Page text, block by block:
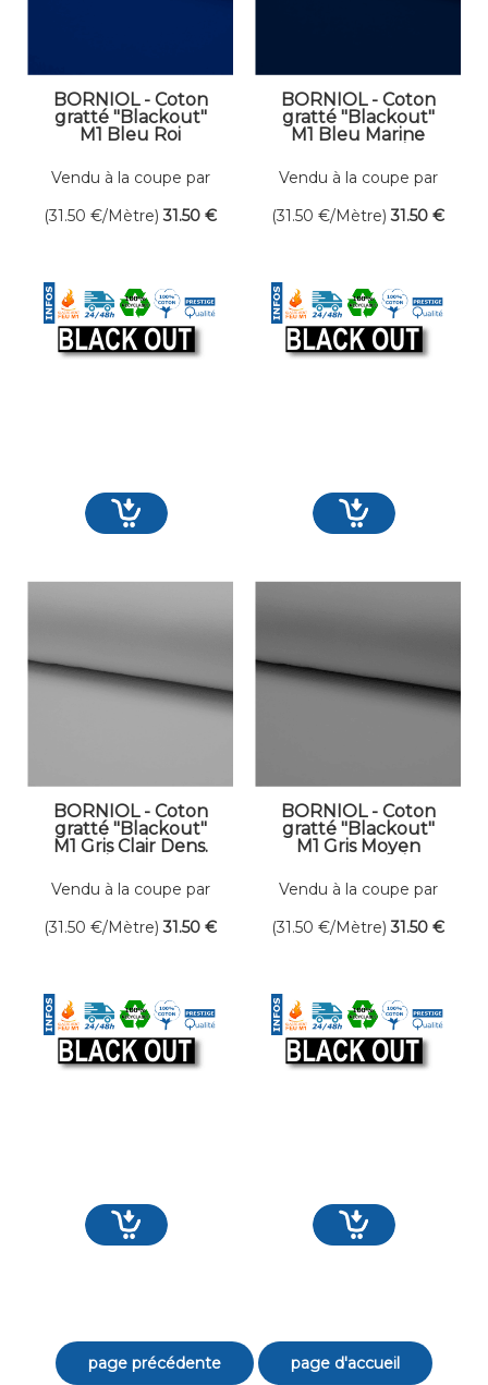
BORNIOL - Coton
gratté "Blackout"
M1 Bleu Roi
300 gr/m² Larg. 300
cm Occultant
Vendu à la coupe par
(31.50 €/Mètre) 31.50 €
BORNIOL - Coton
gratté "Blackout"
M1 Bleu Marine
Larg. 300 cm
Occultant
Vendu à la coupe par
(31.50 €/Mètre) 31.50 €
BORNIOL - Coton
gratté "Blackout"
M1 Gris Clair Dens.
cm Occultant
Vendu à la coupe par
(31.50 €/Mètre) 31.50 €
BORNIOL - Coton
gratté "Blackout"
M1 Gris Moyen
Larg. 300 cm
Occultant
Vendu à la coupe par
(31.50 €/Mètre) 31.50 €